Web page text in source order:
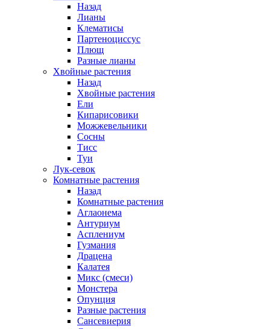
Назад
Лианы
Клематисы
Партеноциссус
Плющ
Разные лианы
Хвойные растения
Назад
Хвойные растения
Ели
Кипарисовики
Можжевельники
Сосны
Тисс
Туи
Лук-севок
Комнатные растения
Назад
Комнатные растения
Аглаонема
Антуриум
Асплениум
Гузмания
Драцена
Калатея
Микс (смеси)
Монстера
Опунция
Разные растения
Сансевиерия